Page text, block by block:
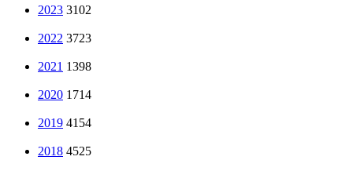
2023 3102
2022 3723
2021 1398
2020 1714
2019 4154
2018 4525